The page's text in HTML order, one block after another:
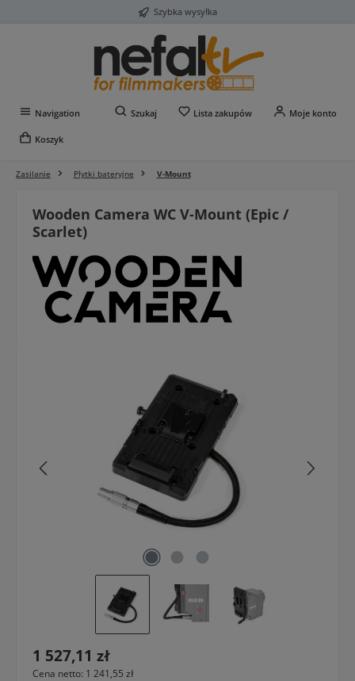
Szybka wysyłka
Navigation Szukaj Lista zakupówMasz 0 przedmioty na
Moje konto
Koszyk
Zasilanie Płytki bateryjne V-Mount
Wooden Camera WC V-Mount (Epic /
Scarlet)
Cena regularna:
1 527,11 zł
Cena netto: 1 241,55 zł